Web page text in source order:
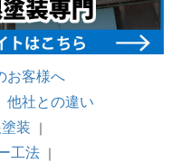
お客様へ
他社との違い
装 ｜
工法｜